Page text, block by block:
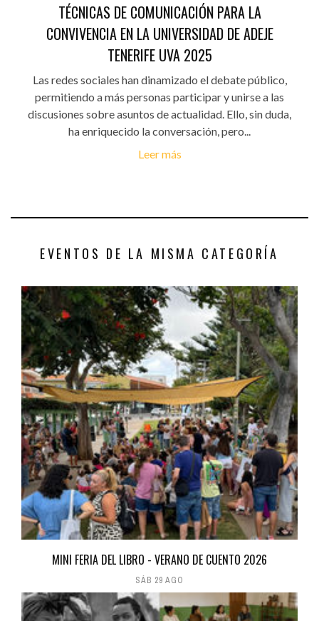
TÉCNICAS DE COMUNICACIÓN PARA LA
CONVIVENCIA EN LA UNIVERSIDAD DE ADEJE
TENERIFE UVA 2025
Las redes sociales han dinamizado el debate público,
permitiendo a más personas participar y unirse a las
discusiones sobre asuntos de actualidad. Ello, sin duda,
ha enriquecido la conversación, pero...
Leer más
EVENTOS DE LA MISMA CATEGORÍA
MINI FERIA DEL LIBRO - VERANO DE CUENTO 2026
SÁB 29 AGO